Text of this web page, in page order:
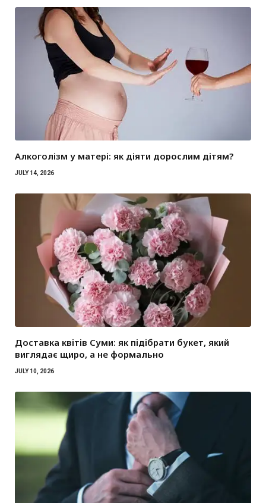
Алкоголізм у матері: як діяти дорослим дітям?
JULY 14, 2026
Доставка квітів Суми: як підібрати букет, який
виглядає щиро, а не формально
JULY 10, 2026